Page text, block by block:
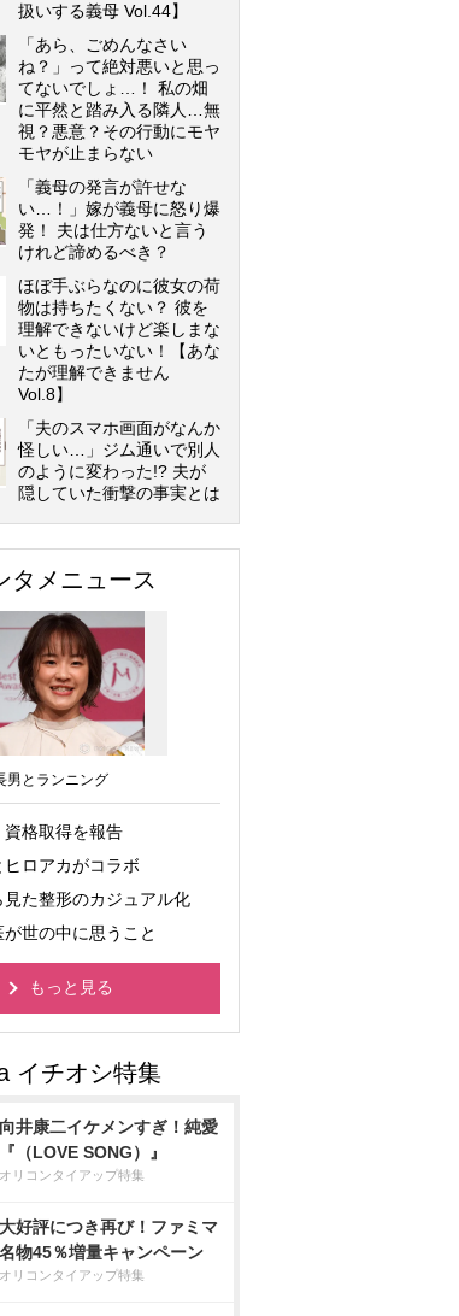
扱いする義母 Vol.44】
「あら、ごめんなさい
ね？」って絶対悪いと思っ
てないでしょ…！ 私の畑
に平然と踏み入る隣人…無
視？悪意？その行動にモヤ
モヤが止まらない
「義母の発言が許せな
い…！」嫁が義母に怒り爆
発！ 夫は仕方ないと言う
けれど諦めるべき？
ほぼ手ぶらなのに彼女の荷
物は持ちたくない？ 彼を
理解できないけど楽しまな
いともったいない！【あな
たが理解できません
Vol.8】
「夫のスマホ画面がなんか
怪しい…」ジム通いで別人
のように変わった!? 夫が
隠していた衝撃の事実とは
タメニュース
男とランニング
資格取得を報告
ヒロアカがコラボ
見た整形のカジュアル化
世の中に思うこと
もっと見る
向井康二イケメンすぎ！純愛
『（LOVE SONG）』
オリコンタイアップ特集
大好評につき再び！ファミマ
名物45％増量キャンペーン
オリコンタイアップ特集